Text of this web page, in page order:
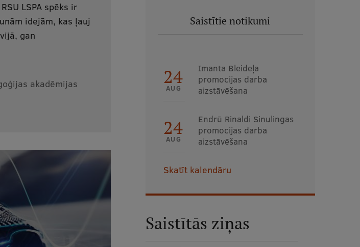
LSPA spēks ir
idejām, kas ļauj
gan
akadēmijas
Saistītie notikumi
24
AUG
Imanta Bleideļa
promocijas darba
aizstāvēšana
24
AUG
Endrū Rinaldi Sinulingas
promocijas darba
aizstāvēšana
Skatīt kalendāru
Saistītās ziņas